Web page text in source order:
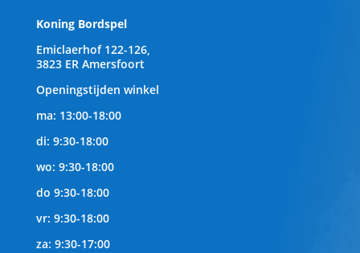
Koning Bordspel
Emiclaerhof 122-126,
3823 ER Amersfoort
Openingstijden winkel
ma: 13:00-18:00
di: 9:30-18:00
wo: 9:30-18:00
do 9:30-18:00
vr: 9:30-18:00
za: 9:30-17:00